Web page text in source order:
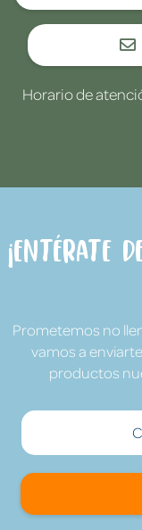
Horario de
¡Entérate
Prometemos no
vamos a
productos